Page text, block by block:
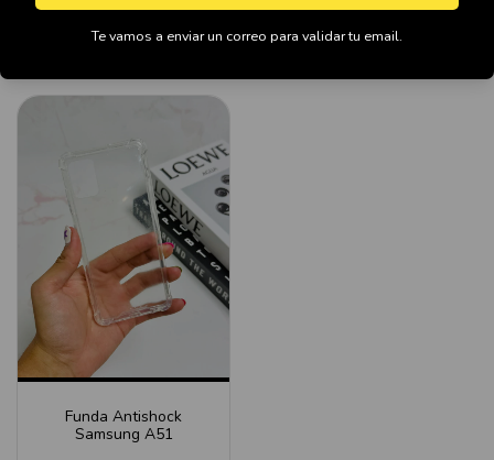
Funda Antishock
Samsung A51
Te vamos a enviar un correo para validar tu email.